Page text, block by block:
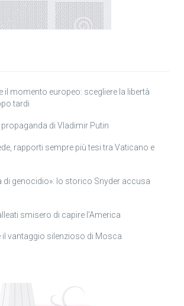
il momento europeo: scegliere la libertà
tardi
di Vladimir Putin
rapporti sempre più tesi tra Vaticano e
di genocidio»: lo storico Snyder accusa
smisero di capire l’America
il vantaggio silenzioso di Mosca